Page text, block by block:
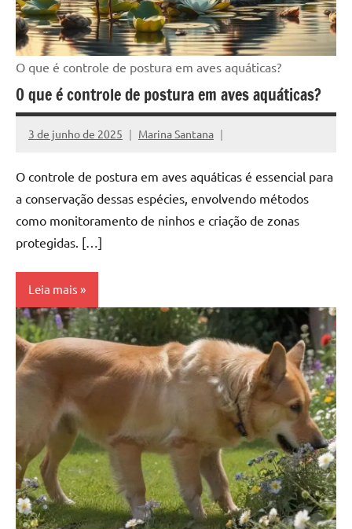
O que é controle de postura em aves aquáticas?
O que é controle de postura em aves aquáticas?
3 de junho de 2025 Marina Santana
O controle de postura em aves aquáticas é essencial para
a conservação dessas espécies, envolvendo métodos
como monitoramento de ninhos e criação de zonas
protegidas. […]
Leia mais